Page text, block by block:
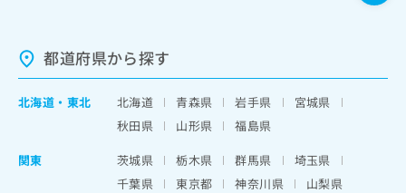
都道府県から探す
北海道 ・ 東北 北海道 青森県 岩手県
宮城県
秋田県
山形県
福島県
関東
茨城県 栃木県 群馬県
埼玉県
千葉県
東京都 神奈川県
山梨県